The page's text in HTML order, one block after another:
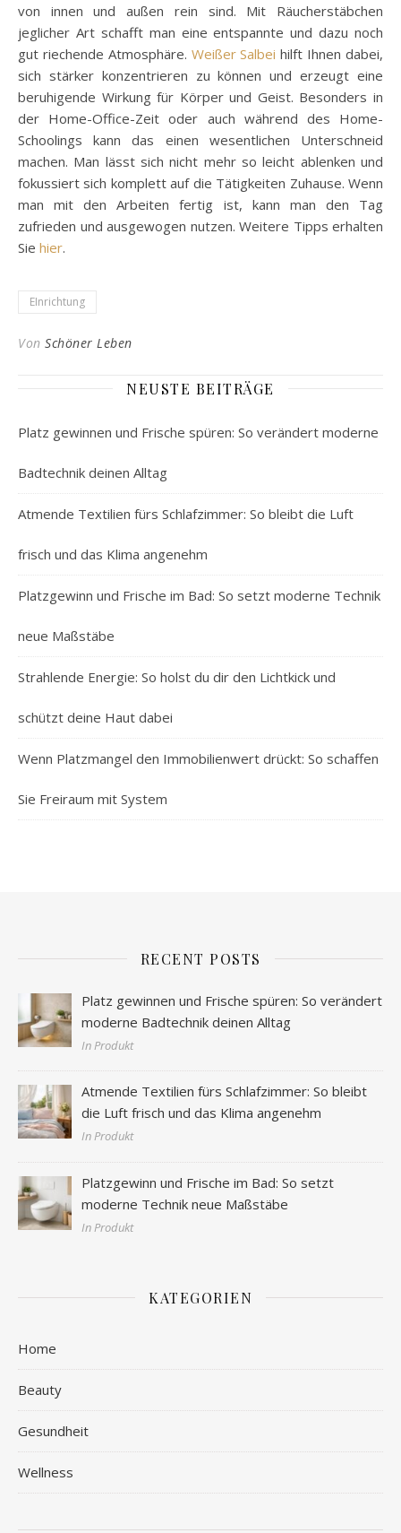
von innen und außen rein sind. Mit Räucherstäbchen
jeglicher Art schafft man eine entspannte und dazu noch
gut riechende Atmosphäre. Weißer Salbei hilft Ihnen dabei,
sich stärker konzentrieren zu können und erzeugt eine
beruhigende Wirkung für Körper und Geist. Besonders in
der Home-Office-Zeit oder auch während des Home-
Schoolings kann das einen wesentlichen Unterschneid
machen. Man lässt sich nicht mehr so leicht ablenken und
fokussiert sich komplett auf die Tätigkeiten Zuhause. Wenn
man mit den Arbeiten fertig ist, kann man den Tag
zufrieden und ausgewogen nutzen. Weitere Tipps erhalten
Sie hier.
EInrichtung
Von Schöner Leben
NEUSTE BEITRÄGE
Platz gewinnen und Frische spüren: So verändert moderne
Badtechnik deinen Alltag
Atmende Textilien fürs Schlafzimmer: So bleibt die Luft
frisch und das Klima angenehm
Platzgewinn und Frische im Bad: So setzt moderne Technik
neue Maßstäbe
Strahlende Energie: So holst du dir den Lichtkick und
schützt deine Haut dabei
Wenn Platzmangel den Immobilienwert drückt: So schaffen
Sie Freiraum mit System
RECENT POSTS
Platz gewinnen und Frische spüren: So verändert
moderne Badtechnik deinen Alltag
In Produkt
Atmende Textilien fürs Schlafzimmer: So bleibt
die Luft frisch und das Klima angenehm
In Produkt
Platzgewinn und Frische im Bad: So setzt
moderne Technik neue Maßstäbe
In Produkt
KATEGORIEN
Home
Beauty
Gesundheit
Wellness